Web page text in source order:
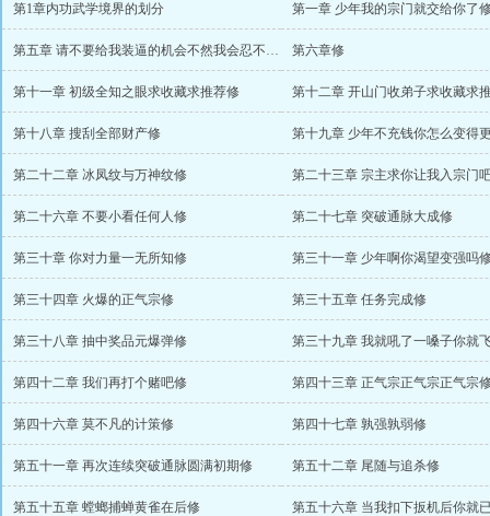
第1章内功武学境界的划分 第一章 少年我的宗门就交给你了
第五章 请不要给我装逼的机会不然我会忍不住修 第六章修
第十一章 初级全知之眼求收藏求推荐修 第十二章 开山门收弟子求收藏求
第十八章 搜刮全部财产修 第十九章 少年不充钱你怎么变得
第二十二章 冰凤纹与万神纹修 第二十三章 宗主求你让我入宗门
第二十六章 不要小看任何人修 第二十七章 突破通脉大成修
第三十章 你对力量一无所知修 第三十一章 少年啊你渴望变强吗
第三十四章 火爆的正气宗修 第三十五章 任务完成修
第三十八章 抽中奖品元爆弹修 第三十九章 我就吼了一嗓子你就
第四十二章 我们再打个赌吧修 第四十三章 正气宗正气宗正气宗
第四十六章 莫不凡的计策修 第四十七章 孰强孰弱修
第五十一章 再次连续突破通脉圆满初期修 第五十二章 尾随与追杀修
第五十五章 螳螂捕蝉黄雀在后修 第五十六章 当我扣下扳机后你就